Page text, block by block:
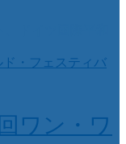
ワン・ワ